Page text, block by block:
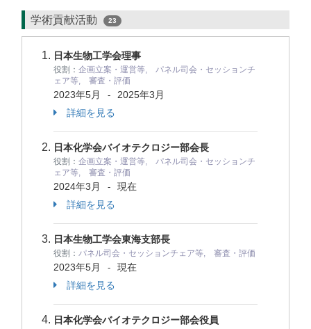
学術貢献活動 23
日本生物工学会理事
役割： 企画立案・運営等, パネル司会・セッションチ
ェア等, 審査・評価
2023年5月 -
2025年3月
詳細を見る
日本化学会バイオテクロジー部会長
役割： 企画立案・運営等, パネル司会・セッションチ
ェア等, 審査・評価
2024年3月 -
現在
詳細を見る
日本生物工学会東海支部長
役割： パネル司会・セッションチェア等, 審査・評価
2023年5月 -
現在
詳細を見る
日本化学会バイオテクロジー部会役員